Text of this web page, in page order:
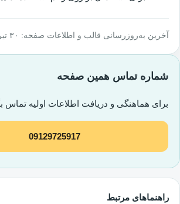
آخرین به‌روزرسانی قالب و اطلاعات صفحه: ۳۰ تیر ۱۴۰۵
شماره تماس همین صفحه
برای هماهنگی و دریافت اطلاعات اولیه تماس
09129725917
راهنماهای مرتبط